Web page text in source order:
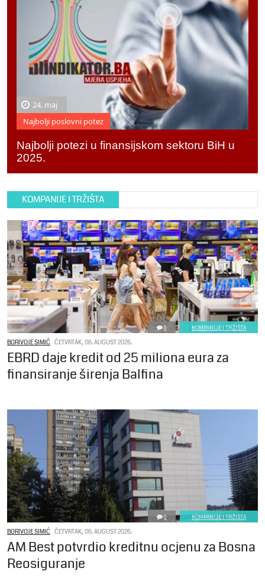
24. maj
Najbolji poslovni potez
Najbolji potezi u finansijskom sektoru BiH u
2025.
KOMPANIJE I TRŽIŠTA
0 KOMPANIJE I TRŽIŠTA
BORIVOJE SIMIĆ ČETVRTAK, 06. AUGUST 2026.
EBRD daje kredit od 25 miliona eura za
finansiranje širenja Balfina
0 KOMPANIJE I TRŽIŠTA
BORIVOJE SIMIĆ ČETVRTAK, 06. AUGUST 2026.
AM Best potvrdio kreditnu ocjenu za Bosna
Reosiguranje